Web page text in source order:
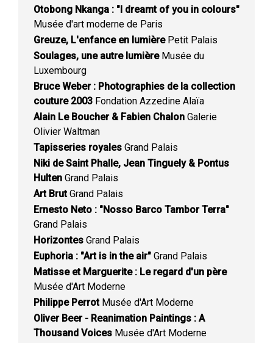
Otobong Nkanga : "I dreamt of you in colours"
Musée d'art moderne de Paris
Greuze, L'enfance en lumièrePetit Palais
Soulages, une autre lumièreMusée du
Luxembourg
Bruce Weber : Photographies de la collection
couture 2003 Fondation Azzedine Alaïa
Alain Le Boucher & Fabien Chalon Galerie
Olivier Waltman
Tapisseries royales Grand Palais
Niki de Saint Phalle, Jean Tinguely & Pontus
Hulten Grand Palais
Art BrutGrand Palais
Ernesto Neto : "Nosso Barco Tambor Terra"
Grand Palais
Horizontes Grand Palais
Euphoria : "Art is in the air" Grand Palais
Matisse et Marguerite : Le regard d'un père
Musée d'Art Moderne
Philippe PerrotMusée d'Art Moderne
Oliver Beer - Reanimation Paintings : A
Thousand Voices Musée d'Art Moderne